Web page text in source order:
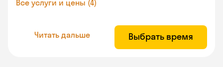
Все услуги и цены (4)
Читать дальше Выбрать время